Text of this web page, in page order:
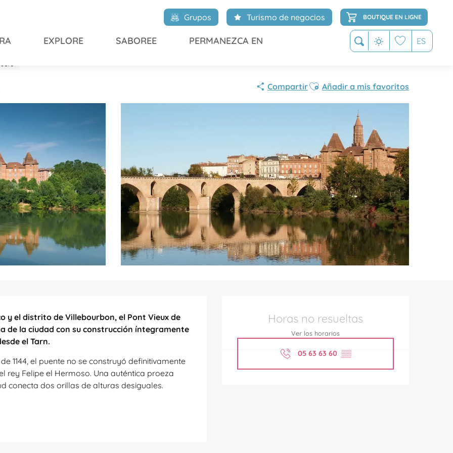
Buscar ES
Grupos Turismo de negocios BOUTIQUE EN LIGNE
EXPLORE SABOREE PERMANEZCA EN
CompartirAjouter aux favoris
Añadir a mis favoritos
Horas no resueltas
Ver los horarios
05 63 63 60 ▒▒
y el distrito de Villebourbon, el Pont Vieux de
de la ciudad con su construcción íntegramente
el Tarn.
1144, el puente no se construyó definitivamente
rey Felipe el Hermoso. Una auténtica proeza
conecta dos orillas de alturas desiguales.